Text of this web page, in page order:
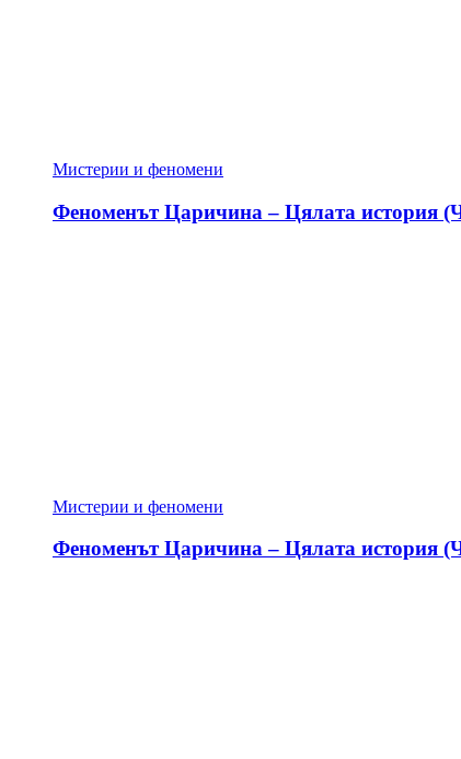
Мистерии и феномени
Феноменът Царичина – Цялата история
Мистерии и феномени
Феноменът Царичина – Цялата история